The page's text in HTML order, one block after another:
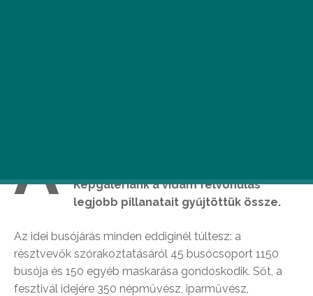
A
Képgalériánk a vidám felvonulás
legjobb pillanatait gyűjtöttük össze.
Az idei busójárás minden eddiginél túltesz: a
résztvevők szórakoztatásáról 45 busócsoport 1150
busója és 150 egyéb maskarása gondoskodik. Sőt, a
fesztivál idejére 350 népművész, iparművész,